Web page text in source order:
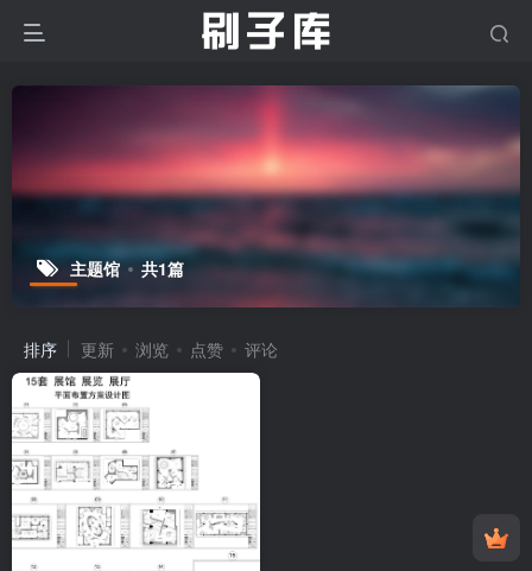
主题馆 共1篇
排序 更新 浏览 点赞 评论